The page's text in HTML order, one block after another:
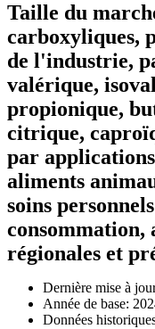
Taille du
carboxyliques,
de l'industrie,
valérique,
propionique,
citrique,
par
aliments
soins
consommation,
régionales et
Dernière mise à
Année de base:
Données